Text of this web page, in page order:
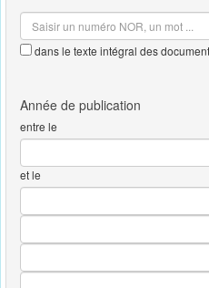
dans le texte intégral des
entre le
et le